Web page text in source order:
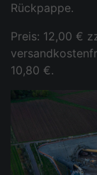
Rückpappe.
Preis: 12,00 €
10,80 €.